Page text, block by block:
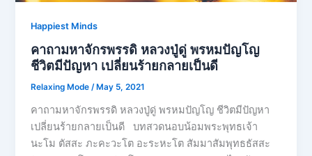
Happiest Minds
คาถามหาจักรพรรดิ​ หลวงปู่ดู่​ พรหม​ปัญโญ​
ชีวิตมีปัญหา เปลี่ยนร้ายกลายเป็นดี
Relaxing Mode/ May 5, 2021
คาถามหาจักรพรรดิ​ หลวงปู่ดู่​ พรหม​ปัญโญ​ ชีวิตมีปัญหา
เปลี่ยนร้ายกลายเป็นดี บทสวดนอบน้อมพระพุทธเจ้า
นะโม ตัสสะ ภะคะวะโต อะระหะโต สัมมาสัมพุทธธัสสะ